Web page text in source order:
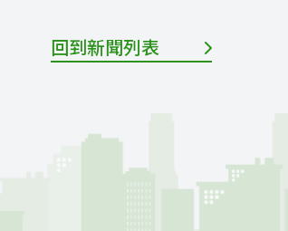
回到新聞列表